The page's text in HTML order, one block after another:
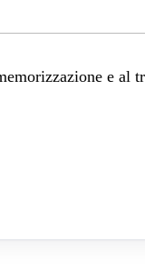
e al